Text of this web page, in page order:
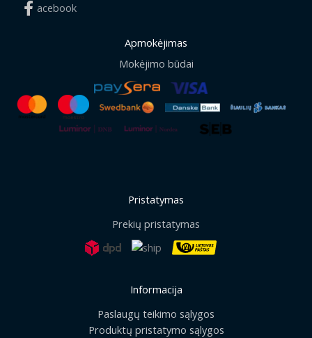
acebook
Apmokėjimas
Mokėjimo būdai
Pristatymas
Prekių pristatymas
Informacija
Paslaugų teikimo sąlygos
Produktų pristatymo sąlygos